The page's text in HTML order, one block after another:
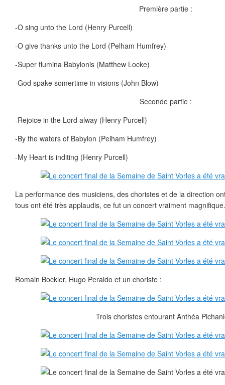
Première partie :
-O sing unto the Lord (Henry Purcell)
-O give thanks unto the Lord (Pelham Humfrey)
-Super flumina Babylonis (Matthew Locke)
-God spake somertime in visions (John Blow)
Seconde partie :
-Rejoice in the Lord alway (Henry Purcell)
-By the waters of Babylon (Pelham Humfrey)
-My Heart is inditing (Henry Purcell)
La performance des musiciens, des choristes et de la direction
tous ont été très applaudis, ce fut un concert vraiment magnifique.
Romain Bockler, Hugo Peraldo et un choriste :
Trois choristes entourant Anthéa